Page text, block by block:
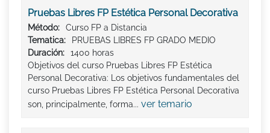
Pruebas Libres FP Estética Personal Decorativa
Método:
Curso FP a Distancia
Tematica:
PRUEBAS LIBRES FP GRADO MEDIO
Duración:
1400 horas
Objetivos del curso Pruebas Libres FP Estética
Personal Decorativa: Los objetivos fundamentales del
curso Pruebas Libres FP Estética Personal Decorativa
son, principalmente, forma... ver temario